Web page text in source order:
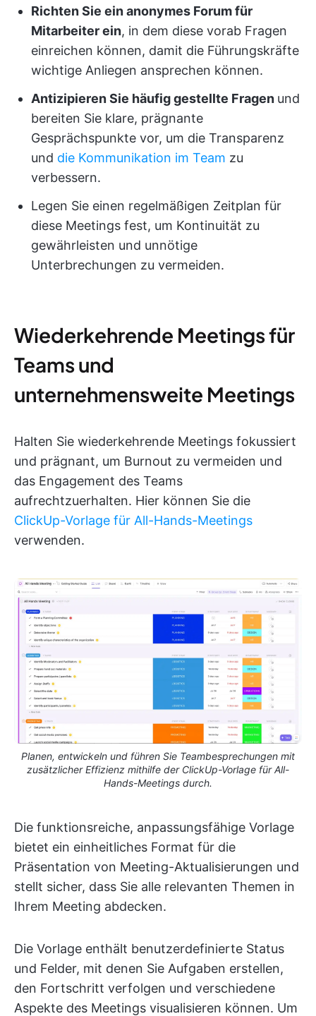
Richten Sie ein anonymes Forum für
Mitarbeiter ein, in dem diese vorab Fragen
einreichen können, damit die Führungskräfte
wichtige Anliegen ansprechen können.
Antizipieren Sie häufig gestellte Fragen und
bereiten Sie klare, prägnante
Gesprächspunkte vor, um die Transparenz
und die Kommunikation im Team zu
verbessern.
Legen Sie einen regelmäßigen Zeitplan für
diese Meetings fest, um Kontinuität zu
gewährleisten und unnötige
Unterbrechungen zu vermeiden.
Wiederkehrende Meetings für
Teams und
unternehmensweite Meetings
Halten Sie wiederkehrende Meetings fokussiert
und prägnant, um Burnout zu vermeiden und
das Engagement des Teams
aufrechtzuerhalten. Hier können Sie die
ClickUp-Vorlage für All-Hands-Meetings
verwenden.
Planen, entwickeln und führen Sie Teambesprechungen mit
zusätzlicher Effizienz mithilfe der ClickUp-Vorlage für All-
Hands-Meetings durch.
Die funktionsreiche, anpassungsfähige Vorlage
bietet ein einheitliches Format für die
Präsentation von Meeting-Aktualisierungen und
stellt sicher, dass Sie alle relevanten Themen in
Ihrem Meeting abdecken.
Die Vorlage enthält benutzerdefinierte Status
und Felder, mit denen Sie Aufgaben erstellen,
den Fortschritt verfolgen und verschiedene
Aspekte des Meetings visualisieren können. Um